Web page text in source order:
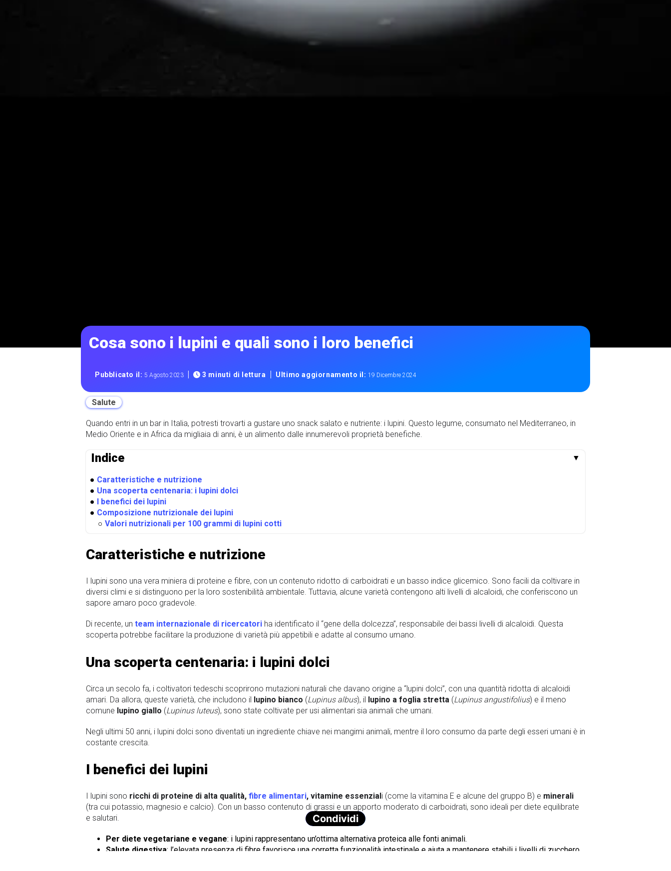
Cosa sono i lupini e quali sono i loro benefici
Pubblicato il:5 Agosto 2023 | 3 minuti di lettura | Ultimo aggiornamento il:19 Dicembre 2024
Salute
Quando entri in un bar in Italia, potresti trovarti a gustare uno snack salato e nutriente: i lupini. Questo legume, consumato nel Mediterraneo, in
Medio Oriente e in Africa da migliaia di anni, è un alimento dalle innumerevoli proprietà benefiche.
Indice ▼
● Caratteristiche e nutrizione
● Una scoperta centenaria: i lupini dolci
● I benefici dei lupini
● Composizione nutrizionale dei lupini
○ Valori nutrizionali per 100 grammi di lupini cotti
Caratteristiche e nutrizione
I lupini sono una vera miniera di proteine e fibre, con un contenuto ridotto di carboidrati e un basso indice glicemico. Sono facili da coltivare in
diversi climi e si distinguono per la loro sostenibilità ambientale. Tuttavia, alcune varietà contengono alti livelli di alcaloidi, che conferiscono un
sapore amaro poco gradevole.
Di recente, un team internazionale di ricercatori ha identificato il “gene della dolcezza”, responsabile dei bassi livelli di alcaloidi. Questa
scoperta potrebbe facilitare la produzione di varietà più appetibili e adatte al consumo umano.
Una scoperta centenaria: i lupini dolci
Circa un secolo fa, i coltivatori tedeschi scoprirono mutazioni naturali che davano origine a “lupini dolci”, con una quantità ridotta di alcaloidi
amari. Da allora, queste varietà, che includono il lupino bianco (Lupinus albus), il lupino a foglia stretta (Lupinus angustifolius) e il meno
comune lupino giallo (Lupinus luteus), sono state coltivate per usi alimentari sia animali che umani.
Negli ultimi 50 anni, i lupini dolci sono diventati un ingrediente chiave nei mangimi animali, mentre il loro consumo da parte degli esseri umani è in
costante crescita.
I benefici dei lupini
I lupini sono ricchi di proteine di alta qualità, fibre alimentari, vitamine essenzial i (come la vitamina E e alcune del gruppo B) e minerali
(tra cui potassio, magnesio e calcio). Con un basso contenuto di grassi e un apporto moderato di carboidrati, sono ideali per diete equilibrate
e salutari.
Per diete vegetariane e vegane: i lupini rappresentano un’ottima alternativa proteica alle fonti animali.
Salute digestiva: l’elevata presenza di fibre favorisce una corretta funzionalità intestinale e aiuta a mantenere stabili i livelli di zucchero
Condividi